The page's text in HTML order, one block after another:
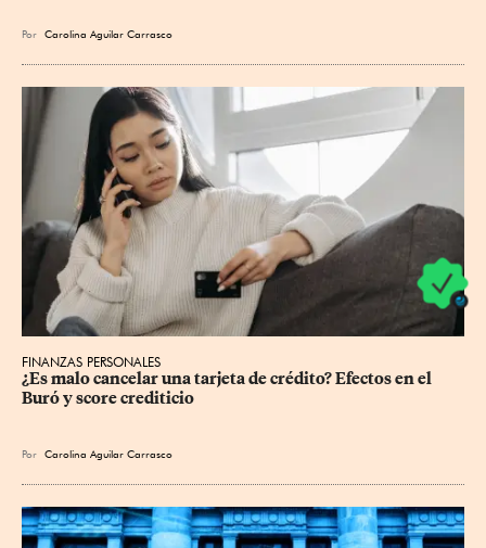
Por Carolina Aguilar Carrasco
FINANZAS PERSONALES
¿Es malo cancelar una tarjeta de crédito? Efectos en el
Buró y score crediticio
Por Carolina Aguilar Carrasco